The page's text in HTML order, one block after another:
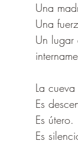
Una
Una
Un lugar
La
Es
Es útero.
Es